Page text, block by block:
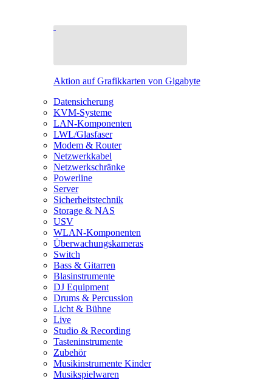
Aktion auf Grafikkarten von Gigabyte
Datensicherung
KVM-Systeme
LAN-Komponenten
LWL/Glasfaser
Modem & Router
Netzwerkkabel
Netzwerkschränke
Powerline
Server
Sicherheitstechnik
Storage & NAS
USV
WLAN-Komponenten
Überwachungskameras
Switch
Bass & Gitarren
Blasinstrumente
DJ Equipment
Drums & Percussion
Licht & Bühne
Live
Studio & Recording
Tasteninstrumente
Zubehör
Musikinstrumente Kinder
Musikspielwaren